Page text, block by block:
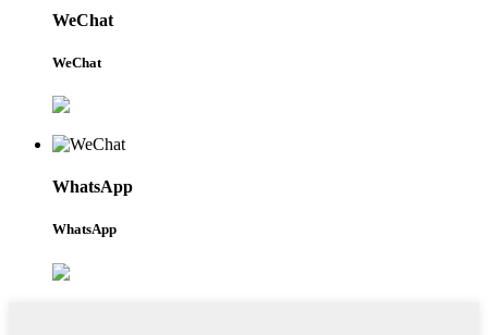
WeChat
WeChat
WhatsApp
WhatsApp